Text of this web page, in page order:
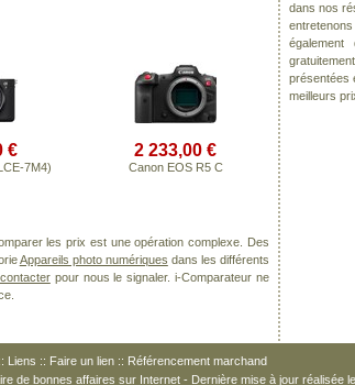
€
7M4)
2 233,00 €
Canon EOS R5 C
les prix est une opération complexe. Des
Appareils photo numériques dans les différents
pour nous le signaler. i-Comparateur ne
dans nos
également
présentées
meilleurs
:: Liens :: Faire un lien :: Référencement marchand
de bonnes affaires sur Internet - Dernière mise à jour réalisée